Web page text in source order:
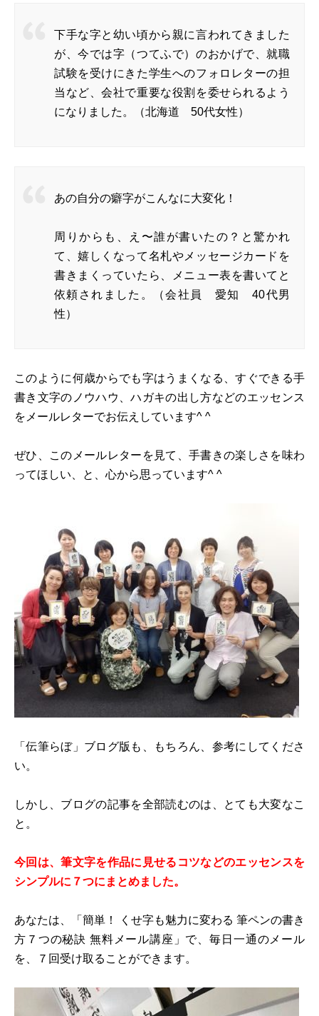
下手な字と幼い頃から親に言われてきました
が、今では字（つてふで）のおかげで、就職
試験を受けにきた学生へのフォロレターの担
当など、会社で重要な役割を委せられるよう
になりました。（北海道 50代女性）
あの自分の癖字がこんなに大変化！
周りからも、え〜誰が書いたの？と驚かれ
て、嬉しくなって名札やメッセージカードを
書きまくっていたら、メニュー表を書いてと
依頼されました。（会社員 愛知 40代男
性）
このように何歳からでも字はうまくなる、すぐできる手
書き文字のノウハウ、ハガキの出し方などのエッセンス
をメールレターでお伝えしています^ ^
ぜひ、このメールレターを見て、手書きの楽しさを味わ
ってほしい、と、心から思っています^ ^
「伝筆らぼ」ブログ版も、もちろん、参考にしてくださ
い。
しかし、ブログの記事を全部読むのは、とても大変なこ
と。
今回は、筆文字を作品に見せるコツなどのエッセンスを
シンプルに７つにまとめました。
あなたは、「簡単！ くせ字も魅力に変わる 筆ペンの書き
方７つの秘訣 無料メール講座」で、毎日一通のメール
を、７回受け取ることができます。